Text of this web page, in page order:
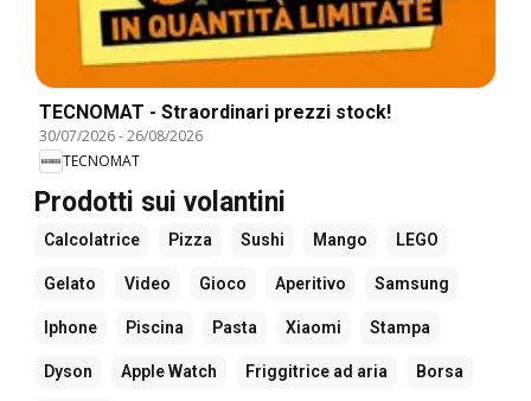
TECNOMAT - Straordinari prezzi stock!
30/07/2026-26/08/2026
TECNOMAT
Prodotti sui volantini
Calcolatrice Pizza Sushi Mango LEGO
Gelato Video Gioco Aperitivo Samsung
Iphone Piscina Pasta Xiaomi Stampa
Dyson Apple Watch Friggitrice ad aria Borsa